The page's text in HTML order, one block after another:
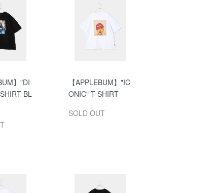
】"DI
BL
【APPLEBUM】"IC
ONIC" T-SHIRT
SOLD OUT